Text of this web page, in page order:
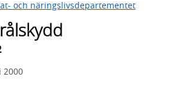
och näringslivsdepartementet
2000